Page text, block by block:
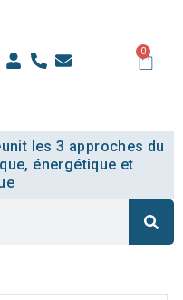
0
les 3 approches du
énergétique et